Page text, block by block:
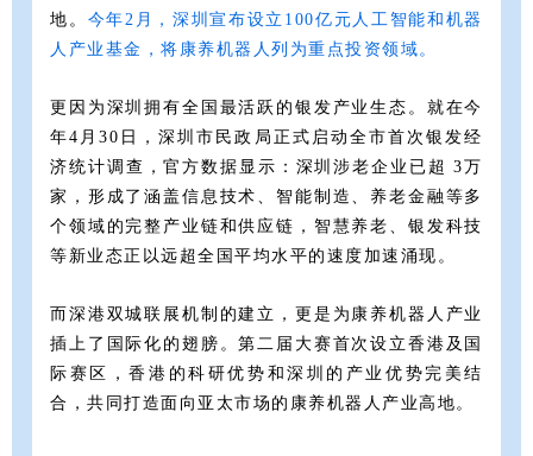
地。 今年2月， 深圳宣布设立100亿元 人 工智能和机器
人产业基金，将 康养机器人列为重点投资领域。
更因为深圳拥有全国最活跃的银发产业生态。就在今
年4月30日，深圳市民政局正式启动全市首次银发经
济统计调查，官方数据显示：深圳涉老企业已超 3万
家，形成了涵盖信息技术、智能制造、养老金融等多
个领域的完整产业链和供应链，智慧养老、银发科技
等新业态正以远超全国平均水平的速度加速涌现。
而深港双城联展机制的建立，更是为康养机器人产业
插上了国际化的翅膀。第二届大赛首次设立香港及国
际赛区，香港的科研优势和深圳的产业优势完美结
合，共同打造面向亚太市场的康养机器人产业高地。